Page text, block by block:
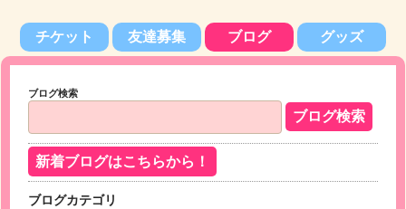
チケット 友達募集 ブログ グッズ
ブログ検索
新着ブログはこちらから！
ブログカテゴリ